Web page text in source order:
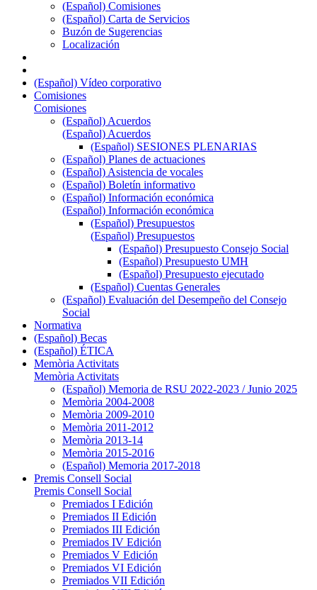
(Español) Comisiones
(Español) Carta de Servicios
Buzón de Sugerencias
Localización
(Español) Vídeo corporativo
Comisiones
Comisiones
(Español) Acuerdos
(Español) Acuerdos
(Español) SESIONES PLENARIAS
(Español) Planes de actuaciones
(Español) Asistencia de vocales
(Español) Boletín informativo
(Español) Información económica
(Español) Información económica
(Español) Presupuestos
(Español) Presupuestos
(Español) Presupuesto Consejo Social
(Español) Presupuesto UMH
(Español) Presupuesto ejecutado
(Español) Cuentas Generales
(Español) Evaluación del Desempeño del Consejo
Social
Normativa
(Español) Becas
(Español) ÉTICA
Memòria Activitats
Memòria Activitats
(Español) Memoria de RSU 2022-2023 / Junio 2025
Memòria 2004-2008
Memòria 2009-2010
Memòria 2011-2012
Memòria 2013-14
Memòria 2015-2016
(Español) Memoria 2017-2018
Premis Consell Social
Premis Consell Social
Premiados I Edición
Premiados II Edición
Premiados III Edición
Premiados IV Edición
Premiados V Edición
Premiados VI Edición
Premiados VII Edición